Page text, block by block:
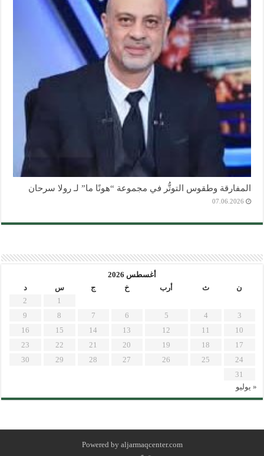
المفارقة وطقوس التوتُّر في مجموعة “هونًا ما” لـ رولا سرحان
07.06.2026
أغسطس 2026
ن
ث أرب خ ج س
د
1
2
3
4
5
6
7
8
9
10
11
12
13
14
15
16
17
18
19
20
21
22
23
24
25
26
27
28
29
30
31
« يوليو
Powered by aljarmaqcenter.com